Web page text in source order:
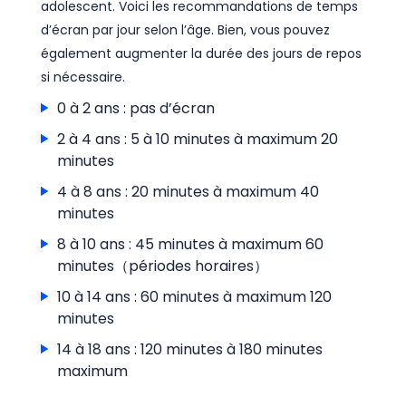
adolescent. Voici les recommandations de temps
d’écran par jour selon l’âge. Bien, vous pouvez
également augmenter la durée des jours de repos
si nécessaire.
0 à 2 ans : pas d’écran
2 à 4 ans : 5 à 10 minutes à maximum 20
minutes
4 à 8 ans : 20 minutes à maximum 40
minutes
8 à 10 ans : 45 minutes à maximum 60
minutes（périodes horaires）
10 à 14 ans : 60 minutes à maximum 120
minutes
14 à 18 ans : 120 minutes à 180 minutes
maximum